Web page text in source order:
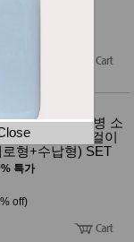
off)
플러스 LED 젖병 소
화이트 & 칫솔걸이
형+수납형) SET
특가
off)